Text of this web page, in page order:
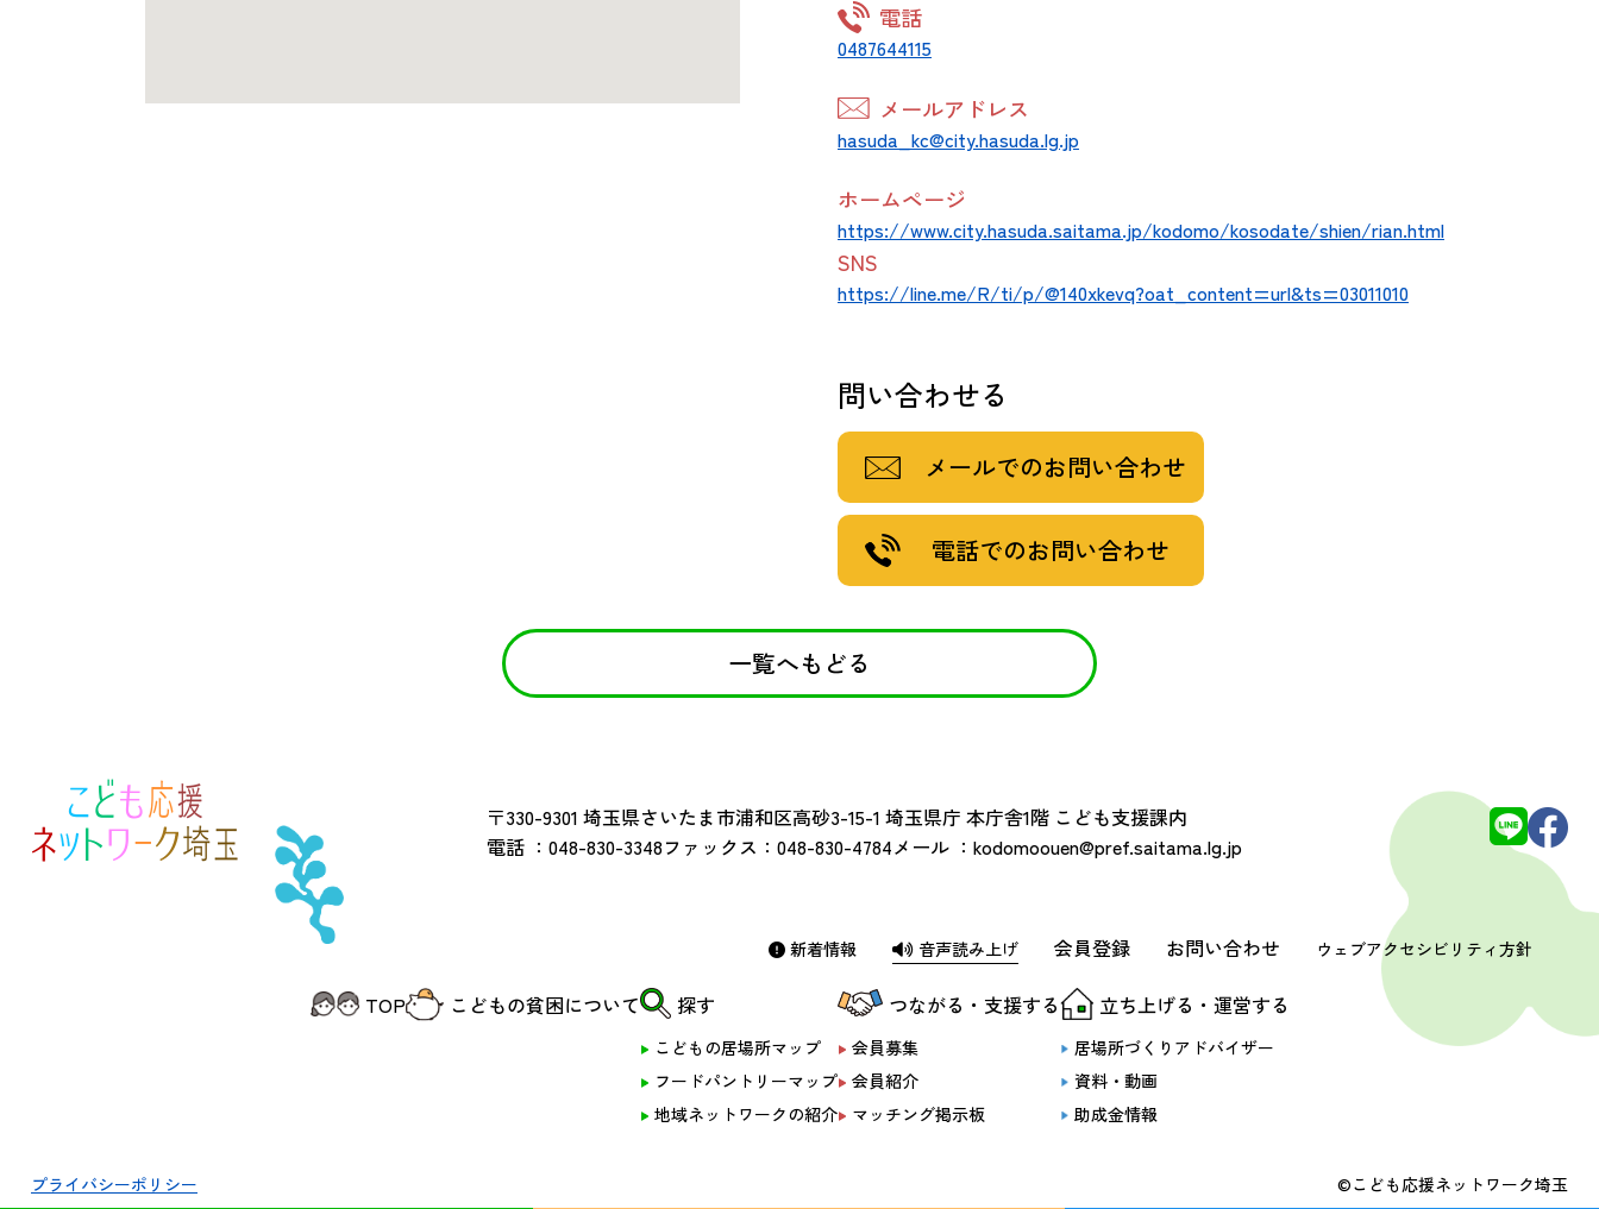
電話
0487644115
メールアドレス
hasuda_kc@city.hasuda.lg.jp
ホームページ
https://www.city.hasuda.saitama.jp/kodomo/kosodate/shien/rian.html
SNS
https://line.me/R/ti/p/@140xkevq?oat_content=url&ts=03011010
問い合わせる
メールでのお問い合わせ
電話でのお問い合わせ
一覧へもどる
〒330-9301 埼玉県さいたま市浦和区高砂3-15-1 埼玉県庁 本庁舎1階 こども支援課内
電話 ： 048-830-3348ファックス： 048-830-4784メール ： kodomoouen@pref.saitama.lg.jp
新着情報 音声読み上げ 会員登録 お問い合わせ ウェブアクセシビリティ方針
TOP こどもの貧困について 探す
こどもの居場所マップ
フードパントリーマップ
地域ネットワークの紹介
つながる・支援する
会員募集
会員紹介
マッチング掲示板
立ち上げる・運営する
居場所づくりアドバイザー
資料・動画
助成金情報
プライバシーポリシー ©こども応援ネットワーク埼玉